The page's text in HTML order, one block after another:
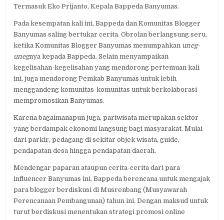
Termasuk Eko Prijanto, Kepala Bappeda Banyumas.
Pada kesempatan kali ini, Bappeda dan Komunitas Blogger
Banyumas saling bertukar cerita. Obrolan berlangsung seru,
ketika Komunitas Blogger Banyumas menumpahkan uneg-
unegnya kepada Bappeda. Selain menyampaikan
kegelisahan-kegelisahan yang mendorong pertemuan kali
ini, juga mendorong Pemkab Banyumas untuk lebih
menggandeng komunitas-komunitas untuk berkolaborasi
mempromosikan Banyumas.
Karena bagaimanapun juga, pariwisata merupakan sektor
yang berdampak ekonomi langsung bagi masyarakat. Mulai
dari parkir, pedagang di sekitar objek wisata, guide,
pendapatan desa hingga pendapatan daerah.
Mendengar paparan ataupun cerita-cerita dari para
influencer Banyumas ini, Bappeda berencana untuk mengajak
para blogger berdiskusi di Musrenbang (Musyawarah
Perencanaan Pembangunan) tahun ini. Dengan maksud untuk
turut berdiskusi menentukan strategi promosi online